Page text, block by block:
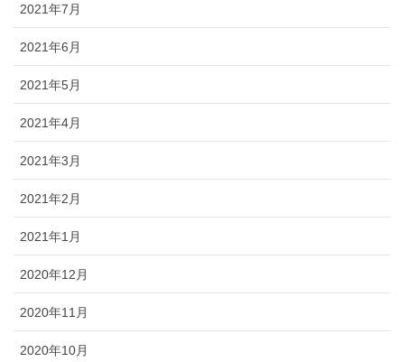
2021年7月
2021年6月
2021年5月
2021年4月
2021年3月
2021年2月
2021年1月
2020年12月
2020年11月
2020年10月